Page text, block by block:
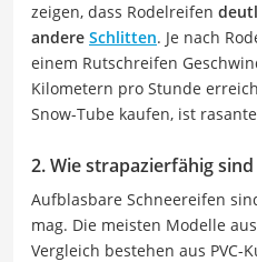
zeigen, dass Rodelreifen
andere Schlitten. Je nach
einem Rutschreifen
Kilometern pro Stunde
Snow-Tube kaufen, ist
2. Wie strapazierfähig sind
Aufblasbare Schneereifen
mag. Die meisten Modelle
Vergleich bestehen aus PVC-